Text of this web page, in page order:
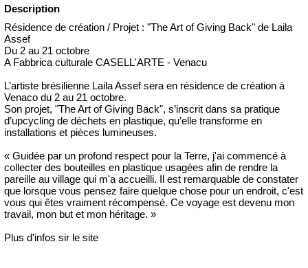
Description
Résidence de création / Projet : "The Art of Giving Back" de Laila
Assef
Du 2 au 21 octobre
A Fabbrica culturale CASELL'ARTE - Venacu
L’artiste brésilienne Laila Assef sera en résidence de création à
Venaco du 2 au 21 octobre.
Son projet, "The Art of Giving Back", s’inscrit dans sa pratique
d’upcycling de déchets en plastique, qu’elle transforme en
installations et pièces lumineuses.
« Guidée par un profond respect pour la Terre, j'ai commencé à
collecter des bouteilles en plastique usagées afin de rendre la
pareille au village qui m'a accueilli. Il est remarquable de constater
que lorsque vous pensez faire quelque chose pour un endroit, c'est
vous qui êtes vraiment récompensé. Ce voyage est devenu mon
travail, mon but et mon héritage. »
Plus d'infos sir le site